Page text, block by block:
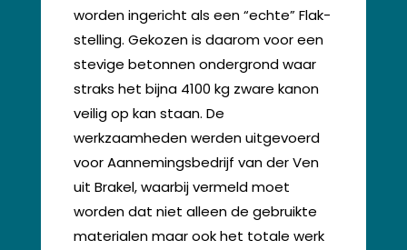
worden ingericht als een “echte” Flak-
stelling. Gekozen is daarom voor een
stevige betonnen ondergrond waar
straks het bijna 4100 kg zware kanon
veilig op kan staan. De
werkzaamheden werden uitgevoerd
voor Aannemingsbedrijf van der Ven
uit Brakel, waarbij vermeld moet
worden dat niet alleen de gebruikte
materialen maar ook het totale werk